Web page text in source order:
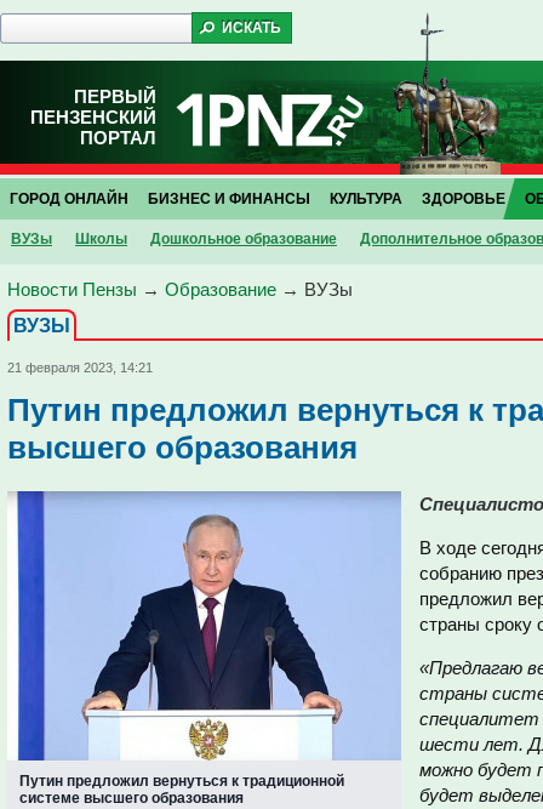
ПЕРВЫЙ
ПЕНЗЕНСКИЙ
ПОРТАЛ
ГОРОД ОНЛАЙН БИЗНЕС И ФИНАНСЫ КУЛЬТУРА ЗДОРОВЬЕ
ВУЗы Школы Дошкольное образование Дополнительное
Новости Пензы → Образование → ВУЗы
ВУЗЫ
21 февраля 2023, 14:21
Путин предложил вернуться к
высшего образования
Путин предложил вернуться к традиционной
системе высшего образования
В ходе
собранию
предложил
страны сроку
«Предлагаю
страны
специалитет
шести лет.
можно будет
будет